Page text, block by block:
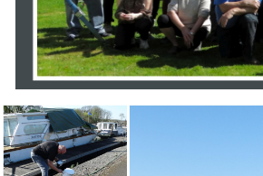
Branding
ARMCHAIR